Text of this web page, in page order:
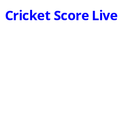
Cricket Score Live